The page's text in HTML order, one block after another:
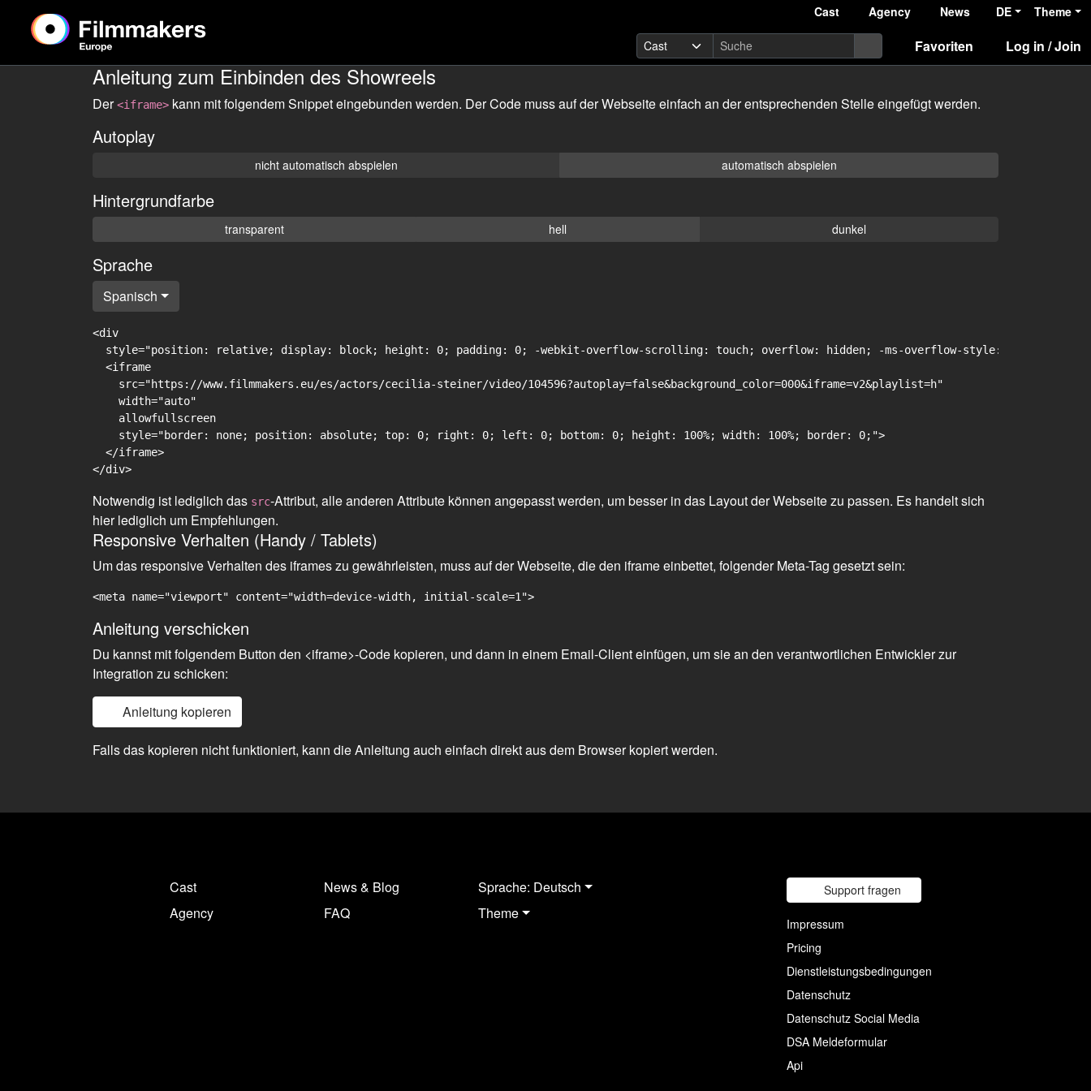
Cast Agency News DE Theme
Favoriten Log in / Join
Anleitung zum Einbinden des Showreels
Der<iframe> kann mit folgendem Snippet eingebunden werden. Der Code muss auf der Webseite einfach an der entsprechenden Stelle eingefügt werden.
Autoplay
nicht automatisch abspielen automatisch abspielen
Hintergrundfarbe
transparent hell dunkel
Sprache
Spanisch
<div
style="position: relative; display: block; height: 0; padding: 0; -webkit-overflow-scrolling: touch; overflow: hidden; -ms-overflow-style: -ms-
  <iframe
    src="https://www.filmmakers.eu/es/actors/cecilia-steiner/video/104596?autoplay=false&background_color=000&iframe=v2&playlist=h"
    width="auto"
    allowfullscreen
    style="border: none; position: absolute; top: 0; right: 0; left: 0; bottom: 0; height: 100%; width: 100%; border: 0;">
  </iframe>
Notwendig ist lediglich das src-Attribut, alle anderen Attribute können angepasst werden, um besser in das Layout der Webseite zu passen. Es handelt sich
hier lediglich um Empfehlungen.
Responsive Verhalten (Handy / Tablets)
Um das responsive Verhalten des iframes zu gewährleisten, muss auf der Webseite, die den iframe einbettet, folgender Meta-Tag gesetzt sein:
<meta name="viewport" content="width=device-width, initial-scale=1">
Anleitung verschicken
Du kannst mit folgendem Button den <iframe>-Code kopieren, und dann in einem Email-Client einfügen, um sie an den verantwortlichen Entwickler zur
Integration zu schicken:
Anleitung kopieren
Falls das kopieren nicht funktioniert, kann die Anleitung auch einfach direkt aus dem Browser kopiert werden.
Cast
Agency
News & Blog
FAQ
Sprache: Deutsch
Theme
Support fragen
Impressum
Pricing
Dienstleistungsbedingungen
Datenschutz
Datenschutz Social Media
DSA Meldeformular
Api